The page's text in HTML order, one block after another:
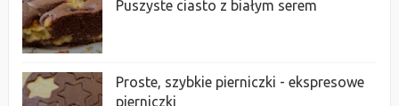
Puszyste ciasto z białym serem
Proste, szybkie pierniczki - ekspresowe
pierniczki